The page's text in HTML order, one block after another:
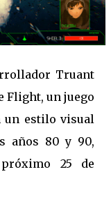
Truant
Flight, un juego
un estilo visual
años 80 y 90,
25 de